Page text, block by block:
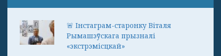
🚨 Інстаграм-старонку Віталя
Рымашэўскага прызналі
«экстрэмісцкай»